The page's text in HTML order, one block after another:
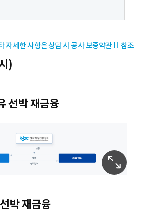
자세한 사항은 상담 시 공사 보증약관Ⅱ 참조
)
선박 재금융
박 재금융